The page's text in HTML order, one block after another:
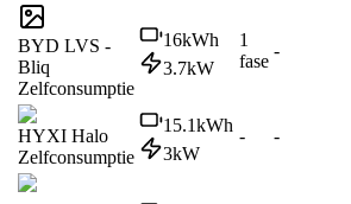
BYD LVS -
Bliq
Zelfconsumptie
16kWh
3.7kW
1
fase
-
HYXI Halo
Zelfconsumptie
15.1kWh
3kW
- -